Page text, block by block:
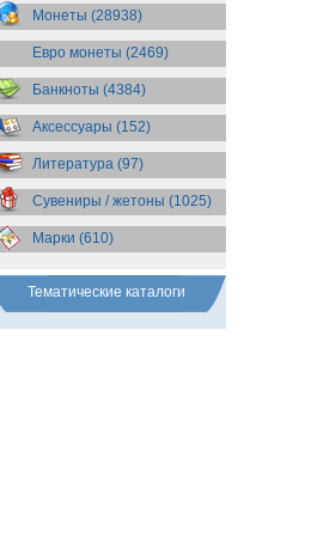
Бразилия(55)
Брит. Антарктические
территории(36)
Брит. Виргинские острова(47)
Брит. Восточная Африка
Брит. Западная Африка(25)
Брит. Ост-Индийская компания
(11)
Брит. территория в Индийском
океане(24)
Бруней(4)
Бурунди(2)
Бутан(10)
Ватикан(85)
Великобритания(308)
Венгрия(178)
Монеты (28938)
Евро монеты (2469)
Банкноты (4384)
Аксессуары (152)
Литература (97)
Сувениры / жетоны (1025)
Марки (610)
Тематические каталоги